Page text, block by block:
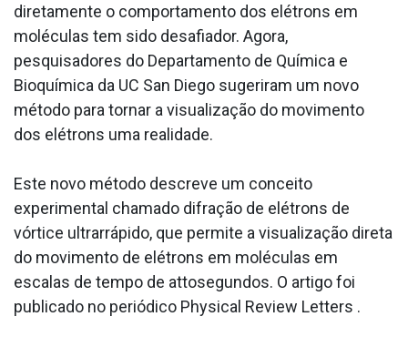
diretamente o comportamento dos elétrons em
moléculas tem sido desafiador. Agora,
pesquisadores do Departamento de Química e
Bioquímica da UC San Diego sugeriram um novo
método para tornar a visualização do movimento
dos elétrons uma realidade.
Este novo método descreve um conceito
experimental chamado difração de elétrons de
vórtice ultrarrápido, que permite a visualização direta
do movimento de elétrons em moléculas em
escalas de tempo de attosegundos. O artigo foi
publicado no periódico Physical Review Letters .